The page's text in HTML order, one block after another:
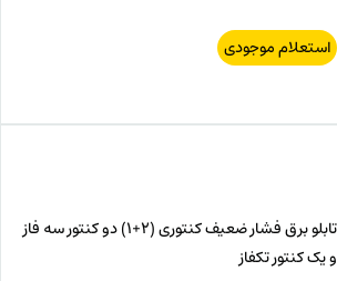
استعلام موجودی
تابلو برق فشار ضعیف کنتوری (2+1) دو کنتور سه فاز
و یک کنتور تکفاز